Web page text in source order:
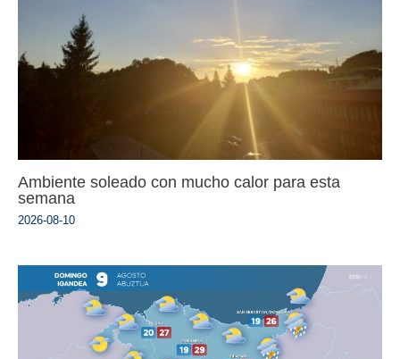
Ambiente soleado con mucho calor para esta
semana
2026-08-10